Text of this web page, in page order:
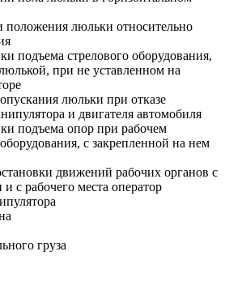
положения люльки относительно
подъема стрелового оборудования,
при не уставленном на
люльки при отказе
и двигателя автомобиля
подъема опор при рабочем
с закрепленной на нем
движений рабочих органов с
с рабочего места оператор
груза